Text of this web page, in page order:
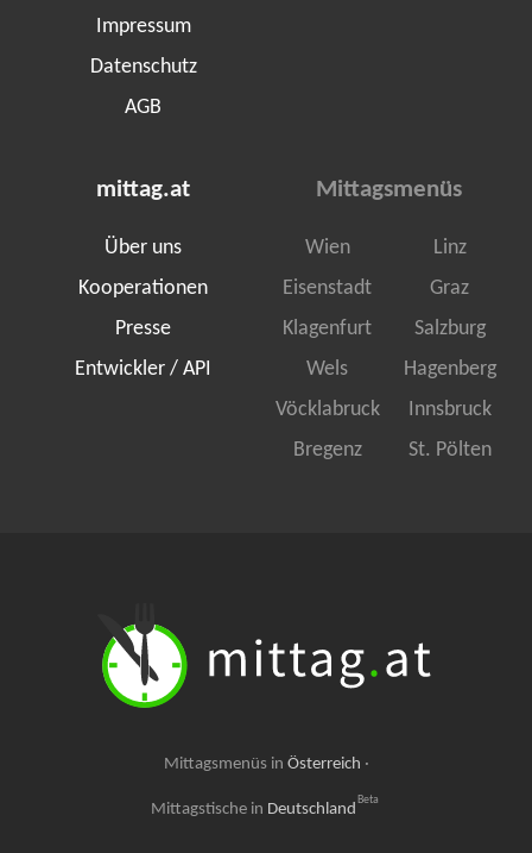
Impressum
Datenschutz
AGB
mittag.at
Über uns
Kooperationen
Presse
Entwickler / API
Mittagsmenüs
Wien
Linz
Eisenstadt
Graz
Klagenfurt
Salzburg
Wels
Hagenberg
Vöcklabruck
Innsbruck
Bregenz
St. Pölten
Mittagsmenüs in Österreich ·
Mittagstische in Deutschland Beta